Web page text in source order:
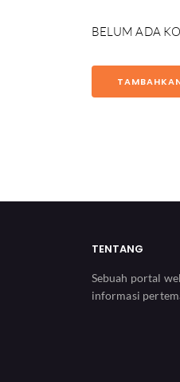
BELUM ADA
TENTANG
Sebuah portal
informasi